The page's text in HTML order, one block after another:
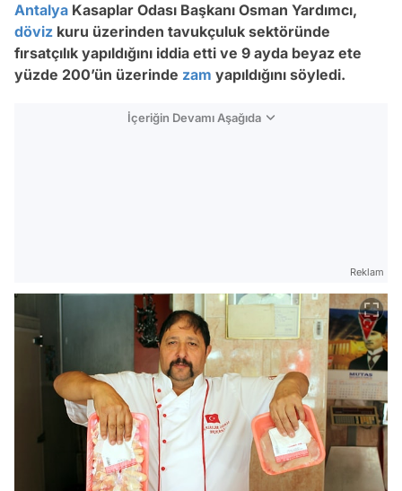
Antalya Kasaplar Odası Başkanı Osman Yardımcı,
döviz kuru üzerinden tavukçuluk sektöründe
fırsatçılık yapıldığını iddia etti ve 9 ayda beyaz ete
yüzde 200’ün üzerinde zam yapıldığını söyledi.
İçeriğin Devamı Aşağıda
Reklam